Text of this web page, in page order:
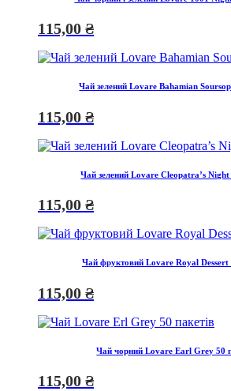
115,00 ₴
Чай зелений Lovare Bahamian Soursop
115,00 ₴
Чай зелений Lovare Cleopatra’s Night
115,00 ₴
Чай фруктовий Lovare Royal Dessert
115,00 ₴
Чай чорний Lovare Earl Grey 50
115,00 ₴